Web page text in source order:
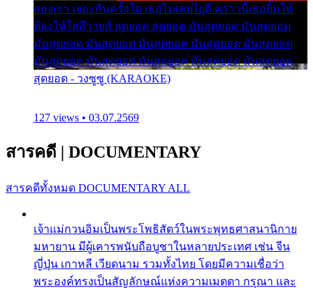
สองเรา เจอะกันครั้งใด เธอไม่เคยไยดี คราวนี้เธอยิ้มให้
ต้องให้ใส่ลีวายส์ สุดยอด สุดยอด มันสุดยอด มันสุดยอด
มันสุดยอด มันสุดยอด มันสุดยอด มันสุดยอด มันสุดยอด
มันสุดยอด มันสุดยอด มันสุดยอด มันสุดยอด มันสุดยอด
สุดยอด - วงซูซู (KARAOKE)
127 views • 03.07.2569
สารคดี | DOCUMENTARY
สารคดีทั้งหมด DOCUMENTARY ALL
เจ้าแม่กวนอิมเป็นพระโพธิสัตว์ในพระพุทธศาสนานิกาย
มหายาน มีผู้เคารพนับถือบูชาในหลายประเทศ เช่น จีน
ญี่ปุ่น เกาหลี เวียดนาม รวมทั้งไทย โดยมีความเชื่อว่า
พระองค์ทรงเป็นสัญลักษณ์แห่งความเมตตา กรุณา และ